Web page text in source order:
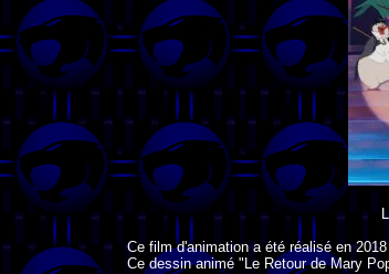
Ce film d'animation a été réalisé en2018
Ce dessin animé "Le Retour de Mary